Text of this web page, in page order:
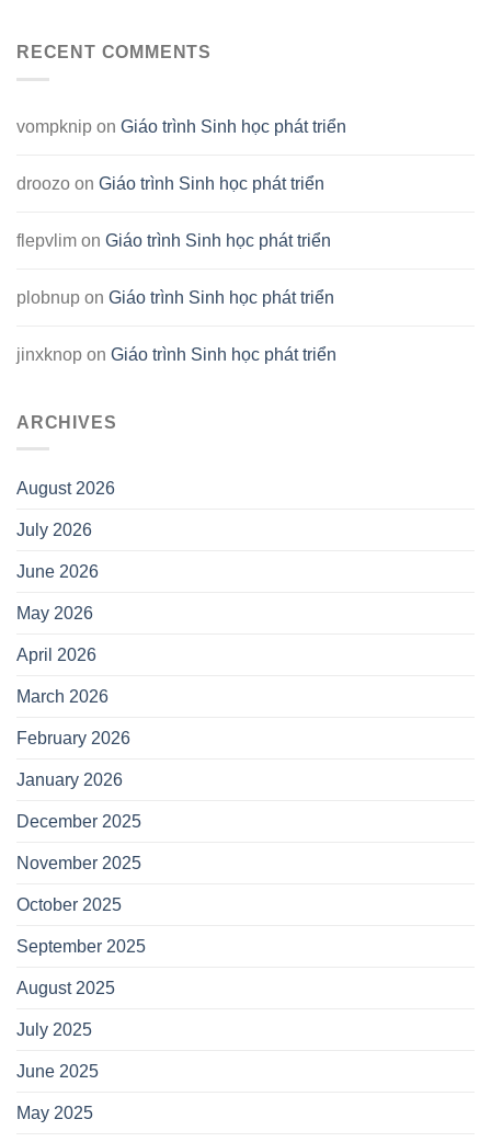
RECENT COMMENTS
vompknip on Giáo trình Sinh học phát triển
droozo on Giáo trình Sinh học phát triển
flepvlim on Giáo trình Sinh học phát triển
plobnup on Giáo trình Sinh học phát triển
jinxknop on Giáo trình Sinh học phát triển
ARCHIVES
August 2026
July 2026
June 2026
May 2026
April 2026
March 2026
February 2026
January 2026
December 2025
November 2025
October 2025
September 2025
August 2025
July 2025
June 2025
May 2025